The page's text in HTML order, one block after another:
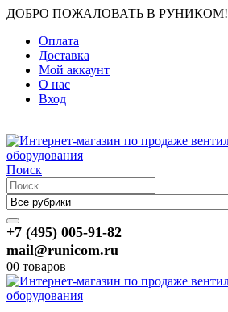
ДОБРО ПОЖАЛОВАТЬ В РУНИКОМ!
Оплата
Доставка
Мой аккаунт
О нас
Вход
Поиск
+7 (495) 005-91-82
mail@runicom.ru
00 товаров